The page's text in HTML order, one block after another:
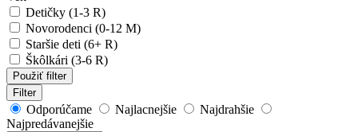
Detičky (1-3 R)
Novorodenci (0-12 M)
Staršie deti (6+ R)
Škôlkári (3-6 R)
Použiť filter
Filter
Odporúčame Najlacnejšie
Najdrahšie
Najpredávanejšie